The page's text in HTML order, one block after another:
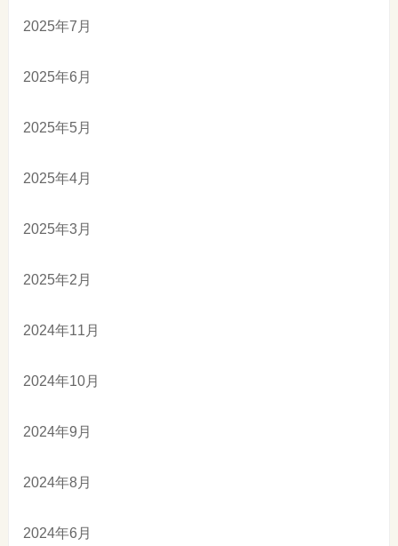
2025年7月
2025年6月
2025年5月
2025年4月
2025年3月
2025年2月
2024年11月
2024年10月
2024年9月
2024年8月
2024年6月